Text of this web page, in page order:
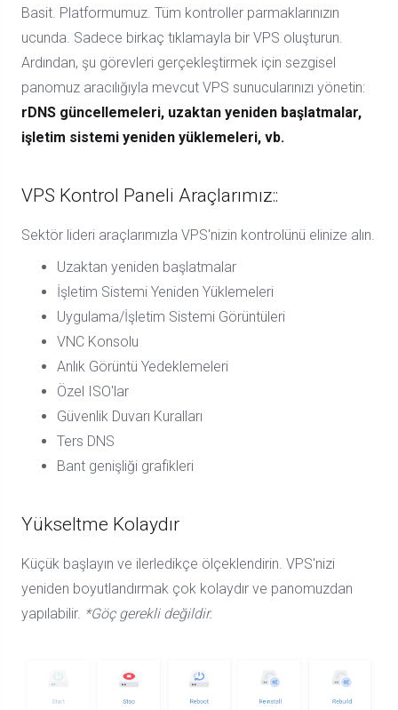
Basit. Platformumuz. Tüm kontroller parmaklarınızın
ucunda. Sadece birkaç tıklamayla bir VPS oluşturun.
Ardından, şu görevleri gerçekleştirmek için sezgisel
panomuz aracılığıyla mevcut VPS sunucularınızı yönetin:
rDNS güncellemeleri, uzaktan yeniden başlatmalar,
işletim sistemi yeniden yüklemeleri, vb.
VPS Kontrol Paneli Araçlarımız::
Sektör lideri araçlarımızla VPS'nizin kontrolünü elinize alın.
Uzaktan yeniden başlatmalar
İşletim Sistemi Yeniden Yüklemeleri
Uygulama/İşletim Sistemi Görüntüleri
VNC Konsolu
Anlık Görüntü Yedeklemeleri
Özel ISO'lar
Güvenlik Duvarı Kuralları
Ters DNS
Bant genişliği grafikleri
Yükseltme Kolaydır
Küçük başlayın ve ilerledikçe ölçeklendirin. VPS'nizi
yeniden boyutlandırmak çok kolaydır ve panomuzdan
yapılabilir. *Göç gerekli değildir.